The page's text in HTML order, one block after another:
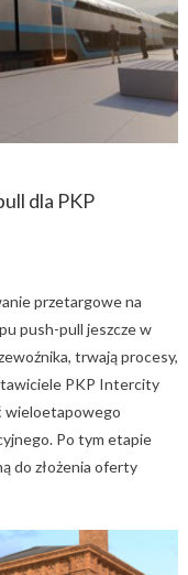
dla PKP
przetargowe na
push-pull jeszcze w
trwają procesy,
PKP Intercity
wieloetapowego
Po tym etapie
do złożenia oferty